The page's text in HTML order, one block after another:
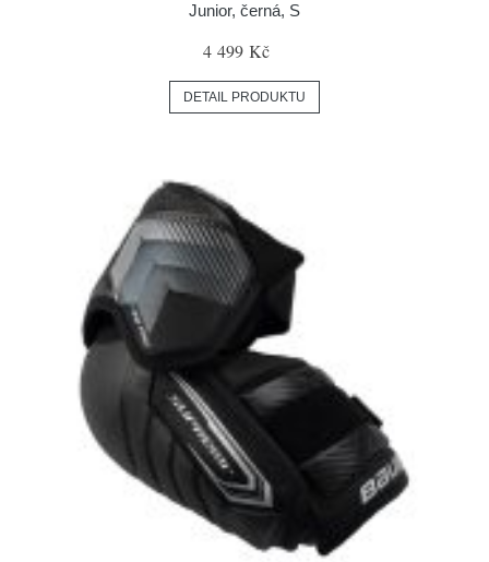
Junior, černá, S
4 499 Kč
DETAIL PRODUKTU